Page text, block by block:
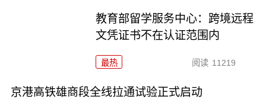
教育部留学服务中心：跨境远程
文凭证书不在认证范围内
最热 阅读 11219
京港高铁雄商段全线拉通试验正式启动